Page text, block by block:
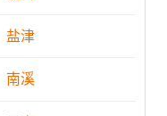
盐津
南溪